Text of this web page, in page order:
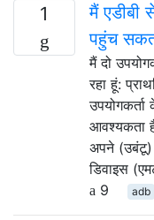
1
मैं एडीबी
पहुंच
मैं दो
रहा हूं:
आवश्यकता
अपने (उबंटू)
डिवाइस
9
adb